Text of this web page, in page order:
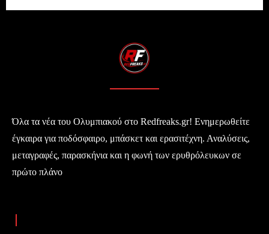
Όλα τα νέα του Ολυμπιακού στο Redfreaks.gr! Ενημερωθείτε
έγκαιρα για ποδόσφαιρο, μπάσκετ και ερασιτέχνη. Αναλύσεις,
μεταγραφές, παρασκήνια και η φωνή των ερυθρόλευκων σε
πρώτο πλάνο